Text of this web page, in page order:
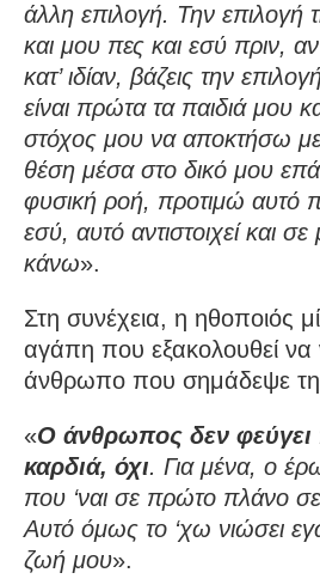
άλλη επιλογή. Την επιλογή
και μου πες και εσύ πριν,
κατ’ ιδίαν, βάζεις την
είναι πρώτα τα παιδιά μου
στόχος μου να αποκτήσω
θέση μέσα στο δικό μου
φυσική ροή, προτιμώ αυτό
εσύ, αυτό αντιστοιχεί και σε
κάνω».
Στη συνέχεια, η ηθοποιός
αγάπη που εξακολουθεί να
άνθρωπο που σημάδεψε
«Ο άνθρωπος δεν φεύγει
καρδιά, όχι. Για μένα, ο
που ‘ναι σε πρώτο πλάνο σε
Αυτό όμως το ‘χω νιώσει
ζωή μου».